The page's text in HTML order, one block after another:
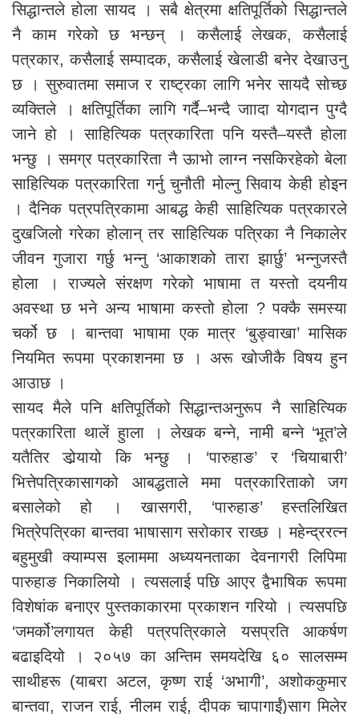
सिद्धान्तले होला सायद । सबै क्षेत्रमा क्षतिपूर्तिको सिद्धान्तले
नै काम गरेको छ भन्छन् । कसैलाई लेखक, कसैलाई
पत्रकार, कसैलाई सम्पादक, कसैलाई खेलाडी बनेर देखाउनु
छ । सुरुवातमा समाज र राष्ट्रका लागि भनेर सायदै सोच्छ
व्यक्तिले । क्षतिपूर्तिका लागि गर्दै–भन्दै जाादा योगदान पुग्दै
जाने हो । साहित्यिक पत्रकारिता पनि यस्तै–यस्तै होला
भन्छु । समग्र पत्रकारिता नै ऊाभो लाग्न नसकिरहेको बेला
साहित्यिक पत्रकारिता गर्नु चुनौती मोल्नु सिवाय केही होइन
। दैनिक पत्रपत्रिकामा आबद्ध केही साहित्यिक पत्रकारले
दुखजिलो गरेका होलान् तर साहित्यिक पत्रिका नै निकालेर
जीवन गुजारा गर्छु भन्नु ‘आकाशको तारा झार्छु’ भन्नुजस्तै
होला । राज्यले संरक्षण गरेको भाषामा त यस्तो दयनीय
अवस्था छ भने अन्य भाषामा कस्तो होला ? पक्कै समस्या
चर्को छ । बान्तवा भाषामा एक मात्र ‘बुङ्वाखा’ मासिक
नियमित रूपमा प्रकाशनमा छ । अरू खोजीकै विषय हुन
आउाछ ।
सायद मैले पनि क्षतिपूर्तिको सिद्धान्तअनुरूप नै साहित्यिक
पत्रकारिता थालें हुाला । लेखक बन्ने, नामी बन्ने ‘भूत’ले
यतैतिर डोर्‍यायो कि भन्छु । ‘पारुहाङ’ र ‘चियाबारी’
भित्तेपत्रिकासागको आबद्धताले ममा पत्रकारिताको जग
बसालेको हो । खासगरी, ‘पारुहाङ’ हस्तलिखित
भित्रेपत्रिका बान्तवा भाषासाग सरोकार राख्छ । महेन्द्ररत्न
बहुमुखी क्याम्पस इलाममा अध्ययनताका देवनागरी लिपिमा
पारुहाङ निकालियो । त्यसलाई पछि आएर द्वैभाषिक रूपमा
विशेषांक बनाएर पुस्तकाकारमा प्रकाशन गरियो । त्यसपछि
‘जमर्को’लगायत केही पत्रपत्रिकाले यसप्रति आकर्षण
बढाइदियो । २०५७ का अन्तिम समयदेखि ६० सालसम्म
साथीहरू (याबरा अटल, कृष्ण राई ‘अभागी’, अशोककुमार
बान्तवा, राजन राई, नीलम राई, दीपक चापागाईं)साग मिलेर